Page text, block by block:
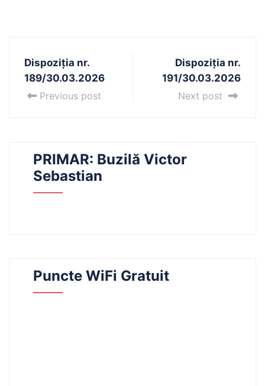
Dispoziția nr.
189/30.03.2026
Previous post
Dispoziția nr.
191/30.03.2026
Next post
PRIMAR: Buzilă Victor
Sebastian
Puncte WiFi Gratuit